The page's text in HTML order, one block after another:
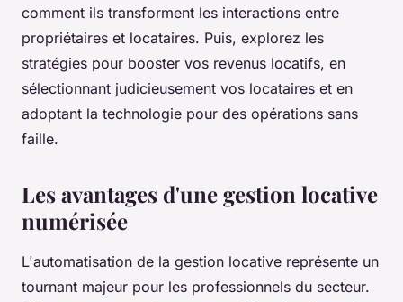
comment ils transforment les interactions entre
propriétaires et locataires. Puis, explorez les
stratégies pour booster vos revenus locatifs, en
sélectionnant judicieusement vos locataires et en
adoptant la technologie pour des opérations sans
faille.
Les avantages d'une gestion locative
numérisée
L'automatisation de la gestion locative représente un
tournant majeur pour les professionnels du secteur.